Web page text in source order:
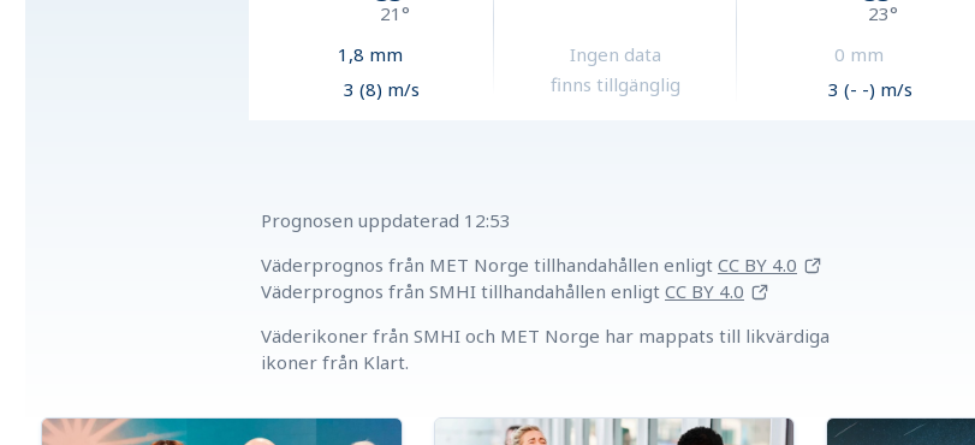
21 °
1,8 mm
3 (8) m/s
Ingen data
finns tillgänglig
23°
0 mm
3 (- -) m/s
Prognosen uppdaterad 12:53
Väderprognos från MET Norge tillhandahållen enligt CC BY 4.0
Väderprognos från SMHI tillhandahållen enligt CC BY 4.0
Väderikoner från SMHI och MET Norge har mappats till likvärdiga
ikoner från Klart.